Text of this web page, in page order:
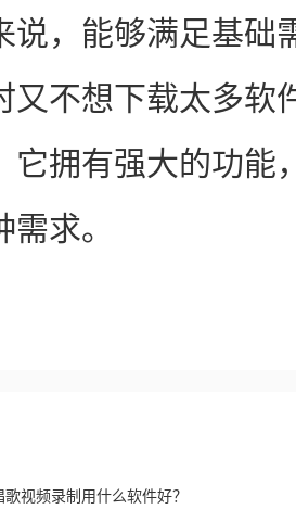
说，能够满足基础
又不想下载太多软
它拥有强大的功能
求。
视频录制用什么软件好？